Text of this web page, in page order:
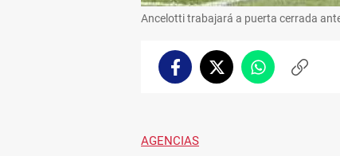
Ancelotti trabajará a puerta cerrada
FacebookTwitterWhatsappCopiar
AGENCIAS